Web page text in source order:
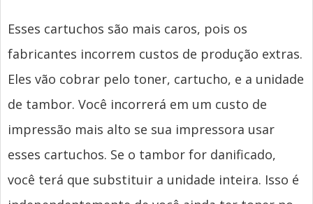
Esses cartuchos são mais caros, pois os
fabricantes incorrem custos de produção extras.
Eles vão cobrar pelo toner, cartucho, e a unidade
de tambor. Você incorrerá em um custo de
impressão mais alto se sua impressora usar
esses cartuchos. Se o tambor for danificado,
você terá que substituir a unidade inteira. Isso é